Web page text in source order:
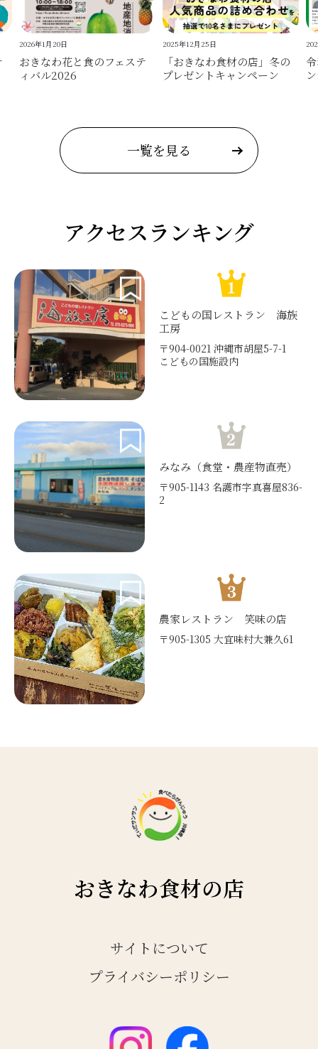
2026年1月20日
おきなわ花と食のフェステ
ィバル2026
2025年12月25日
「おきなわ食材の店」冬の
プレゼントキャンペーン
一覧を見る
アクセスランキング
こどもの国レストラン 海族
工房
〒904-0021 沖縄市胡屋5-7-1
こどもの国施設内
みなみ（食堂・農産物直売）
〒905-1143 名護市字真喜屋836-
2
農家レストラン 笑味の店
〒905-1305 大宜味村大兼久61
おきなわ食材の店
サイトについて
プライバシーポリシー